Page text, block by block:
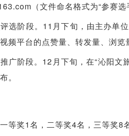
（文件命名格式为“参赛
评选阶段。11月下旬，由主办
频平台的点赞量、转发量、浏
推广阶段。12月下旬，在“沁阳
。
等奖1名，二等奖4名，三等奖8